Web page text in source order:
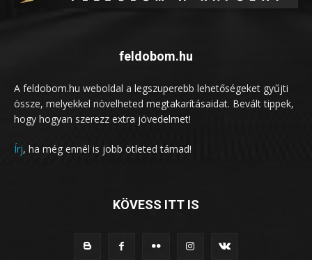
feldobom.hu
A feldobom.hu weboldal a legszuperebb lehetőségeket gyűjti
össze, melyekkel növelheted megtakarításaidat. Bevált tippek,
hogy hogyan szerezz extra jövedelmet!
Írj, ha még ennél is jobb ötleted támad!
KÖVESS ITT IS